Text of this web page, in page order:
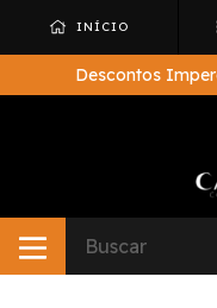
INÍCIO
Descontos